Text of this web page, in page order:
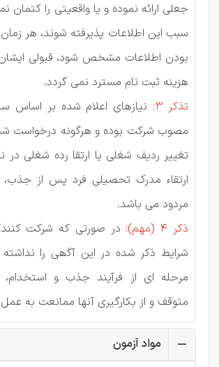
جعلی ارائه نموده و يا واقعیتی را کتمان
سبب اين اطلاعات پذيرفته شوند، ھر
بودن اطلاعات مشخص شود، قبولی
ھزينه ثبت نام مسترد نمی گردد.
تذکر 3:
نیازھای اعلام شده بر اساس
مصوب شرکت بوده و ھرگونه درخواست
تغییر ردیف شغلی یا ارتقا رده شغلی در
ارتقاء مدرک تحصیلی فرد پس از
مردود می باشد.
ذکر ۴ (مهم):
در صورتی که شرکت
شرایط ذکر شده در این آگھی را نداشته
مرحله ای از فرآیند جذب و استخدام،
متوقف و از بکارگیری آنها ممانعت به
مواد آزمون